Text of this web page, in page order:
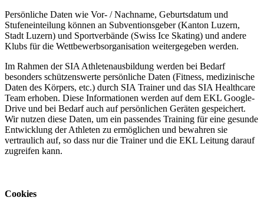
Persönliche Daten wie Vor- / Nachname, Geburtsdatum und
Stufeneinteilung können an Subventionsgeber (Kanton Luzern,
Stadt Luzern) und Sportverbände (Swiss Ice Skating) und andere
Klubs für die Wettbewerbsorganisation weitergegeben werden.
Im Rahmen der SIA Athletenausbildung werden bei Bedarf
besonders schützenswerte persönliche Daten (Fitness, medizinische
Daten des Körpers, etc.) durch SIA Trainer und das SIA Healthcare
Team erhoben. Diese Informationen werden auf dem EKL Google-
Drive und bei Bedarf auch auf persönlichen Geräten gespeichert.
Wir nutzen diese Daten, um ein passendes Training für eine gesunde
Entwicklung der Athleten zu ermöglichen und bewahren sie
vertraulich auf, so dass nur die Trainer und die EKL Leitung darauf
zugreifen kann.
Cookies